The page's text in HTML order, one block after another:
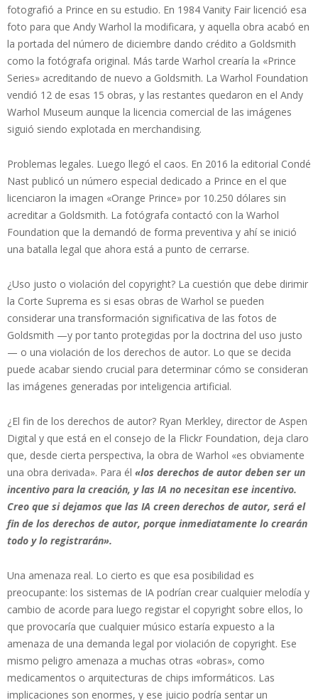
fotografió a Prince en su estudio. En 1984 Vanity Fair licenció esa
foto para que Andy Warhol la modificara, y aquella obra acabó en
la portada del número de diciembre dando crédito a Goldsmith
como la fotógrafa original. Más tarde Warhol crearía la «Prince
Series» acreditando de nuevo a Goldsmith. La Warhol Foundation
vendió 12 de esas 15 obras, y las restantes quedaron en el Andy
Warhol Museum aunque la licencia comercial de las imágenes
siguió siendo explotada en merchandising.
Problemas legales. Luego llegó el caos. En 2016 la editorial Condé
Nast publicó un número especial dedicado a Prince en el que
licenciaron la imagen «Orange Prince» por 10.250 dólares sin
acreditar a Goldsmith. La fotógrafa contactó con la Warhol
Foundation que la demandó de forma preventiva y ahí se inició
una batalla legal que ahora está a punto de cerrarse.
¿Uso justo o violación del copyright? La cuestión que debe dirimir
la Corte Suprema es si esas obras de Warhol se pueden
considerar una transformación significativa de las fotos de
Goldsmith —y por tanto protegidas por la doctrina del uso justo
— o una violación de los derechos de autor. Lo que se decida
puede acabar siendo crucial para determinar cómo se consideran
las imágenes generadas por inteligencia artificial.
¿El fin de los derechos de autor? Ryan Merkley, director de Aspen
Digital y que está en el consejo de la Flickr Foundation, deja claro
que, desde cierta perspectiva, la obra de Warhol «es obviamente
una obra derivada». Para él «los derechos de autor deben ser un
incentivo para la creación, y las IA no necesitan ese incentivo.
Creo que si dejamos que las IA creen derechos de autor, será el
fin de los derechos de autor, porque inmediatamente lo crearán
todo y lo registrarán».
Una amenaza real. Lo cierto es que esa posibilidad es
preocupante: los sistemas de IA podrían crear cualquier melodía y
cambio de acorde para luego registar el copyright sobre ellos, lo
que provocaría que cualquier músico estaría expuesto a la
amenaza de una demanda legal por violación de copyright. Ese
mismo peligro amenaza a muchas otras «obras», como
medicamentos o arquitecturas de chips imformáticos. Las
implicaciones son enormes, y ese juicio podría sentar un